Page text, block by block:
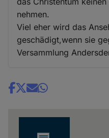
nehmen.
Viel eher wird das
geschädigt,wenn sie
Versammlung
Share